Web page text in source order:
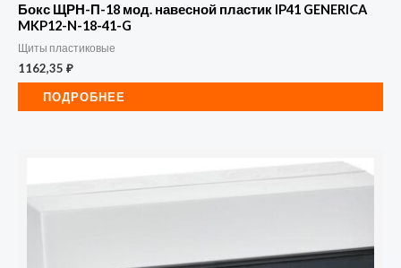
Бокс ЩРН-П-18 мод. навесной пластик IP41 GENERICA
MKP12-N-18-41-G
Щиты пластиковые
1162,35 ₽
ПОДРОБНЕЕ